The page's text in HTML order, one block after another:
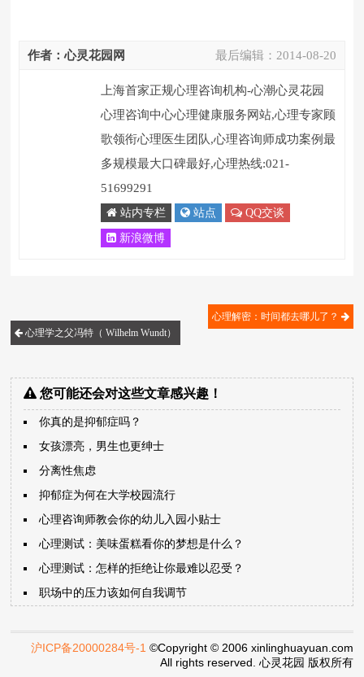
最后编辑： 2014-08-20
作者：心灵花园网
上海首家正规心理咨询机构-心潮心灵花园
心理咨询中心心理健康服务网站,心理专家顾
歌领衔心理医生团队,心理咨询师成功案例最
多规模最大口碑最好,心理热线:021-
51699291
站内专栏 站点 QQ交谈
新浪微博
心理学之父冯特（ Wilhelm Wundt）
心理解密：时间都去哪儿了？
您可能还会对这些文章感兴趣！
你真的是抑郁症吗？
女孩漂亮，男生也更绅士
分离性焦虑
抑郁症为何在大学校园流行
心理咨询师教会你的幼儿入园小贴士
心理测试：美味蛋糕看你的梦想是什么？
心理测试：怎样的拒绝让你最难以忍受？
职场中的压力该如何自我调节
沪ICP备20000284号-1 ©Copyright © 2006 xinlinghuayuan.com
All rights reserved. 心灵花园 版权所有